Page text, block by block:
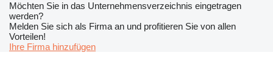
Möchten Sie in das Unternehmensverzeichnis eingetragen
werden?
Melden Sie sich als Firma an und profitieren Sie von allen
Vorteilen!
Ihre Firma hinzufügen